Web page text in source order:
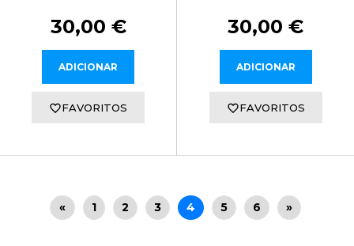
30,00 €
ADICIONAR
FAVORITOS
30,00 €
ADICIONAR
FAVORITOS
« 1 2 3 4 5 6 »